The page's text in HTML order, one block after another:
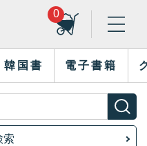
0
韓国書 電子書籍
索